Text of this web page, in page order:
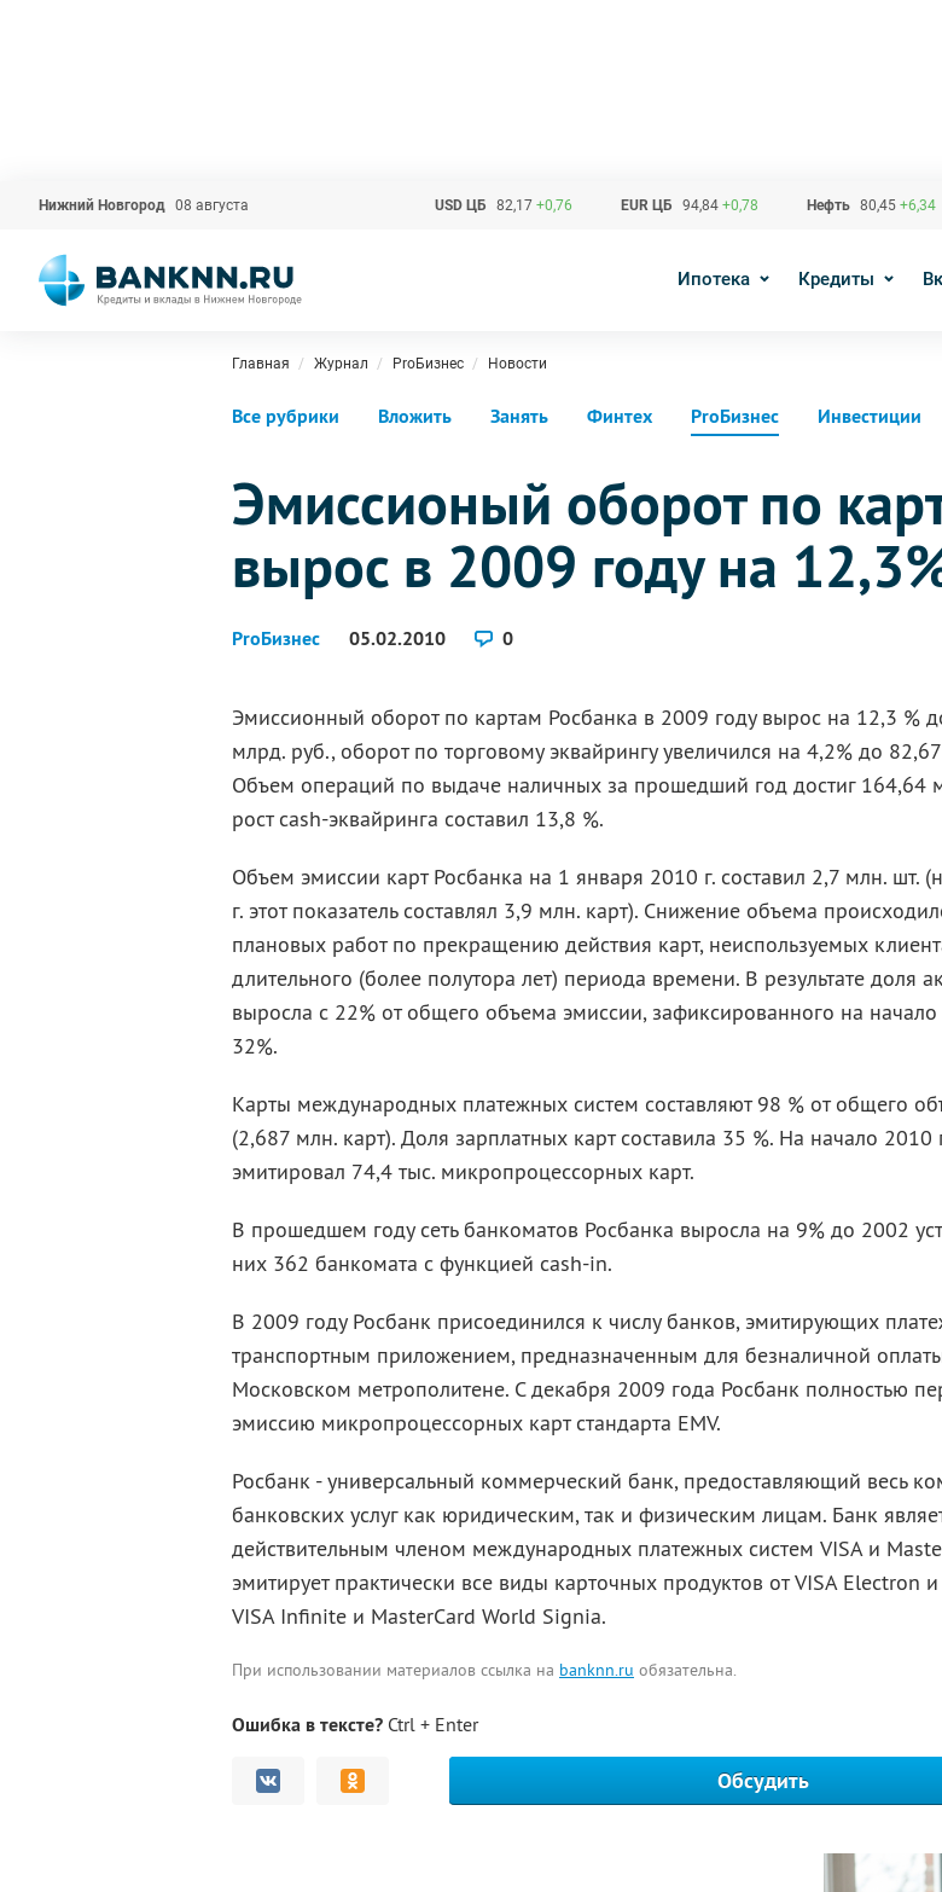
Нижний Новгород 08 августа USD ЦБ 82,17 +0,76 EUR ЦБ 94,84 +0,78 Нефть 80,45 +6,34
Ипотека Кредиты
Главная Журнал ProБизнес Новости
Все рубрики Вложить Занять Финтех ProБизнес Инвестиции
Эмиссионый оборот по
вырос в 2009 году на
ProБизнес 05.02.2010 0
Эмиссионный оборот по картам Росбанка в 2009 году вырос на 12,3 %
млрд. руб., оборот по торговому эквайрингу увеличился на 4,2% до
Объем операций по выдаче наличных за прошедший год достиг 164,64
рост cash-эквайринга составил 13,8 %.
Объем эмиссии карт Росбанка на 1 января 2010 г. составил 2,7 млн. шт.
г. этот показатель составлял 3,9 млн. карт). Снижение объема
плановых работ по прекращению действия карт, неиспользуемых
длительного (более полутора лет) периода времени. В результате доля
выросла с 22% от общего объема эмиссии, зафиксированного на
32%.
Карты международных платежных систем составляют 98 % от общего
(2,687 млн. карт). Доля зарплатных карт составила 35 %. На начало 2010
эмитировал 74,4 тыс. микропроцессорных карт.
В прошедшем году сеть банкоматов Росбанка выросла на 9% до 2002
них 362 банкомата с функцией cash-in.
В 2009 году Росбанк присоединился к числу банков, эмитирующих
транспортным приложением, предназначенным для безналичной
Московском метрополитене. С декабря 2009 года Росбанк полностью
эмиссию микропроцессорных карт стандарта EMV.
Росбанк - универсальный коммерческий банк, предоставляющий весь
банковских услуг как юридическим, так и физическим лицам. Банк
действительным членом международных платежных систем VISA и
эмитирует практически все виды карточных продуктов от VISA Electron
VISA Infinite и MasterCard World Signia.
При использовании материалов ссылка на banknn.ru обязательна.
Ошибка в тексте? Ctrl + Enter
Обсудить